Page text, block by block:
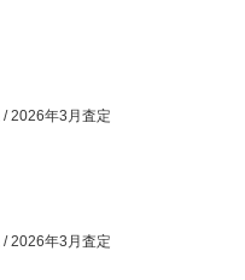
/2026年3月査定
/2026年3月査定